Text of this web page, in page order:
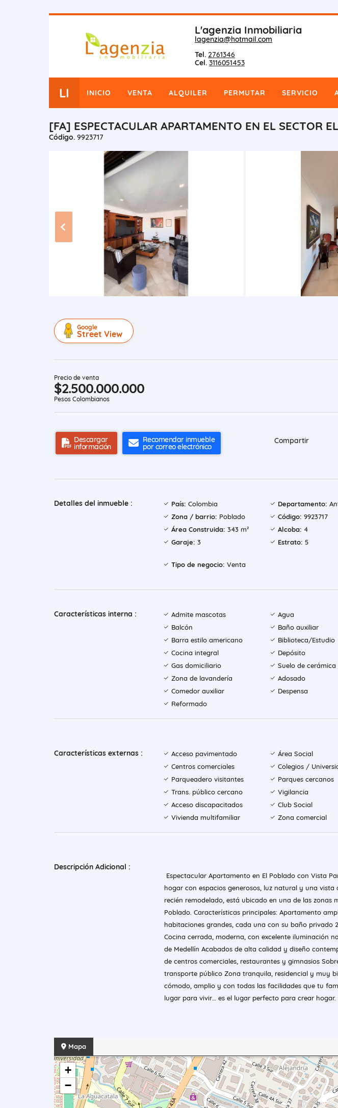
L'agenzia Inmobiliaria
lagenzia@hotmail.com
Tel. 2761346
Cel. 3116051453
LI INICIO VENTA ALQUILER PERMUTAR SERVICIO
[FA] ESPECTACULAR APARTAMENTO EN EL SECTOR
Código. 9923717
Google
Street View
Precio de venta
$2.500.000.000
Pesos Colombianos
Descargar
información
Recomendar inmueble
por correo electrónico
Compartir
Detalles del inmueble : País: Colombia Departamento:
Zona / barrio: Poblado Código: 9923717
Área Construida: 343 m² Alcoba: 4
Garaje: 3 Estrato: 5
Tipo de negocio: Venta
Características interna : Admite mascotas Agua
Balcón
Baño auxiliar
Barra estilo americano
Biblioteca/Estudio
Cocina integral
Depósito
Gas domiciliario
Suelo de
Zona de lavandería
Adosado
Comedor auxiliar
Despensa
Reformado
Características externas : Acceso pavimentado Área Social
Centros comerciales
Colegios /
Parqueadero visitantes
Parques cercanos
Trans. público cercano
Vigilancia
Acceso discapacitados
Club Social
Vivienda multifamiliar
Zona comercial
Descripción Adicional :
Espectacular Apartamento en El Poblado con Vista
hogar con espacios generosos, luz natural y una
recién remodelado, está ubicado en una de las zonas
Poblado. Características principales: Apartamento
habitaciones grandes, cada una con su baño privado
Cocina cerrada, moderna, con excelente iluminación
de Medellín Acabados de alta calidad y diseño
de centros comerciales, restaurantes y gimnasios
transporte público Zona tranquila, residencial y muy
cómodo, amplio y con todas las facilidades que tu
lugar para vivir… es el lugar perfecto para crear hogar.
Mapa
+
−